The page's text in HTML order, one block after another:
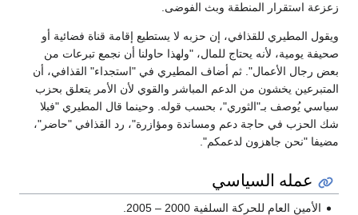
زعزعة استقرار المنطقة وبث الفوضى.
ويقول المطيري للقذافي، إن حزبه لا يستطيع إقامة قناة فضائية أو
صحيفة يومية، لأنه يحتاج للمال، "ولهذا حاولنا أن نجمع تبرعات من
بعض رجال الأعمال". ثم أضاف المطيري في "استجداء" القذافي، أن
المتبرعين يخشون من الدعم المباشر والقوي لأن الأمر يتعلق بحزب
سياسي يُوصف بـ"الثوري"، بحسب قوله. وحينما قال المطيري "فبلا
شك الحزب في حاجة دعم ومساندة ومؤازرة"، رد القذافي "حاضر"،
مضيفا "نحن جاهزون لدعمكم".
عمله السياسي
الأمين العام للحركة السلفية 2000 – 2005.